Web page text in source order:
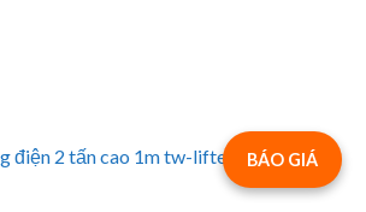
điện 2 tấn cao 1m tw-lifter (Hw2001)
BÁO GIÁ